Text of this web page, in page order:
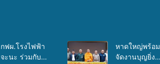
กฟผ.โรงไฟฟ้า
จะนะ ร่วมกับ
หาดใหญ่พร้อม
จัดงานบุญยิ่ง